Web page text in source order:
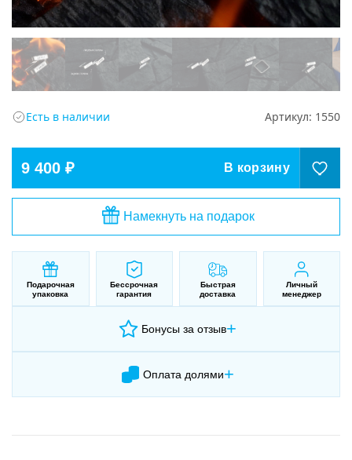
Есть в наличии Артикул: 1550
9 400 ₽ В корзину
Намекнуть на подарок
Подарочная
упаковка
Бессрочная
гарантия
Быстрая
доставка
Личный
менеджер
Бонусы за отзыв+
Оплата долями+